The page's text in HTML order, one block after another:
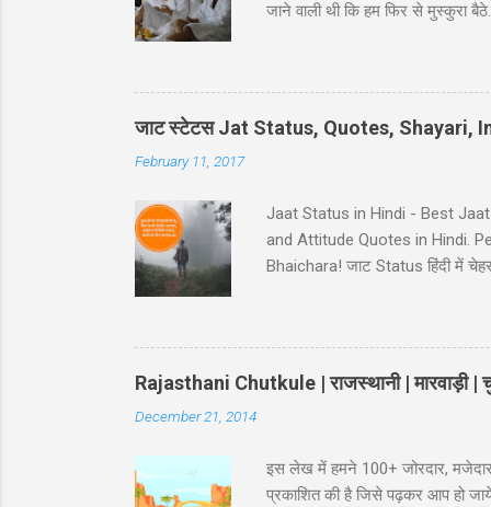
जाने वाली थी कि हम फिर से
Hindi - Divorse ke baad
pura panir tera....chal nikal. #5
नहीं कि… कमरे का जुगाड़ भी ना कर
जाट स्टेटस Jat Status, Quotes, Shayari,
February 11, 2017
Jaat Status in Hindi - Best
and Attitude Quotes in Hindi.
Bhaichara! जाट Status हिंदी में
इतना किसी के बाप मेँ दम नही..!!
Jaat Attitude Status अंदाज़ कुछ
Rajasthani Chutkule | राजस्थानी | मारवाड़ी |
December 21, 2014
इस लेख में हमने 100+ जोरदार,
प्रकाशित की है जिसे पढ़कर आप हो